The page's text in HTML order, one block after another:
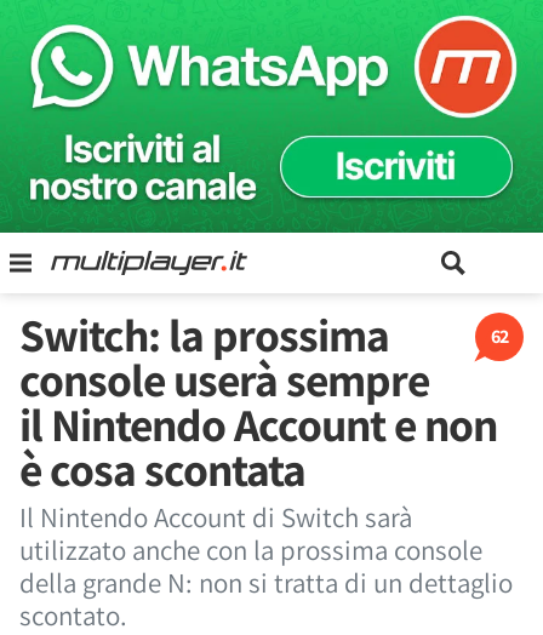
62
Switch: la prossima
console userà sempre
il Nintendo Account e non
è cosa scontata
Il Nintendo Account di Switch sarà
utilizzato anche con la prossima console
della grande N: non si tratta di un dettaglio
scontato.